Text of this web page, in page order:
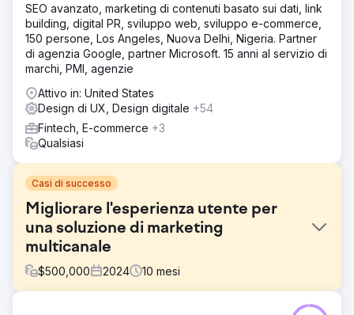
SEO avanzato, marketing di contenuti basato sui dati, link
building, digital PR, sviluppo web, sviluppo e-commerce,
150 persone, Los Angeles, Nuova Delhi, Nigeria. Partner
di agenzia Google, partner Microsoft. 15 anni al servizio di
marchi, PMI, agenzie
Attivo in: United States
Design di UX, Design digitale +54
Fintech, E-commerce +3
Qualsiasi
Casi di successo
Migliorare l'esperienza utente per
una soluzione di marketing
multicanale
$500,000 2024 10 mesi